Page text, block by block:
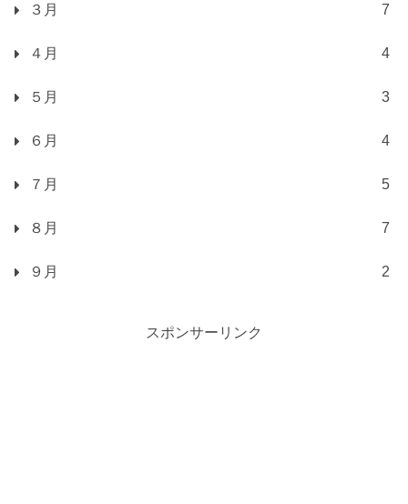
３月 7
４月 4
５月 3
６月 4
７月 5
８月 7
９月 2
スポンサーリンク